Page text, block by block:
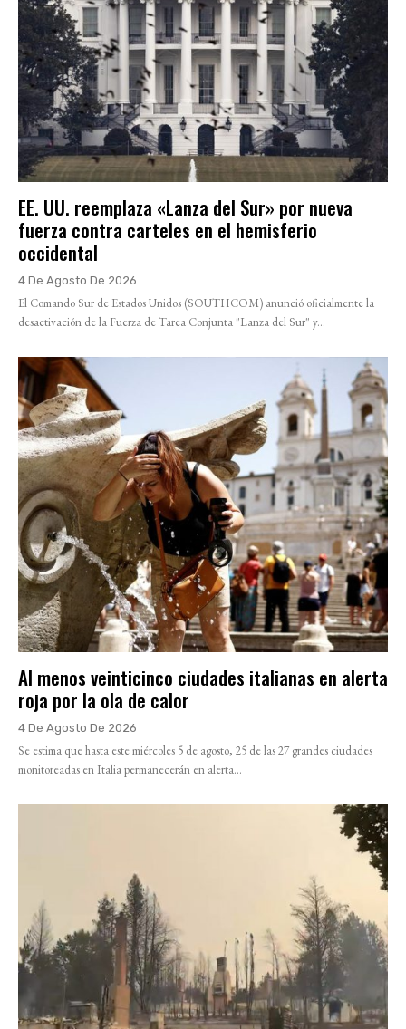
EE. UU. reemplaza «Lanza del Sur» por nueva
fuerza contra carteles en el hemisferio
occidental
4 De Agosto De 2026
El Comando Sur de Estados Unidos (SOUTHCOM) anunció oficialmente la
desactivación de la Fuerza de Tarea Conjunta "Lanza del Sur" y...
Al menos veinticinco ciudades italianas en alerta
roja por la ola de calor
4 De Agosto De 2026
Se estima que hasta este miércoles 5 de agosto, 25 de las 27 grandes ciudades
monitoreadas en Italia permanecerán en alerta...